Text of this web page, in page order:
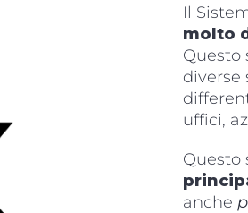
Il
molto
Questo
diverse
uffici,
Questo
anche